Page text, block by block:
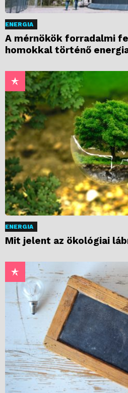
ENERGIA
A mérnökök forradalmi
homokkal történő
ENERGIA
Mit jelent az ökológiai